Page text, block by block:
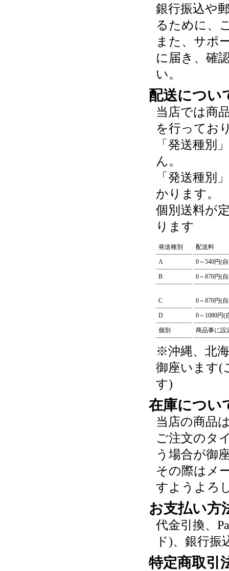
銀行振込や
るために、
また、サポ
に届き、確
い。
配送につい
当店では商
を行ってお
「発送種別
ん。
「発送種別
かります。
個別送料が
ります
発送種別 配送料
A 0～540円(
B 0～870円(
C 0～870円(
D 0～1080円(
個別 商品事に設
※沖縄、北
御座います(
す)
在庫につい
当店の商品
ご注文のタ
う場合が御
その際はメ
すようよろ
お支払い方
代金引換、
ド)、銀行振
特定商取引